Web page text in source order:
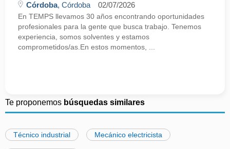
Córdoba, Córdoba 02/07/2026
En TEMPS llevamos 30 años encontrando oportunidades
profesionales para la gente que busca trabajo. Tenemos
experiencia, somos solventes y estamos
comprometidos/as.En estos momentos, ...
Te proponemos búsquedas similares
Técnico industrial Mecánico electricista